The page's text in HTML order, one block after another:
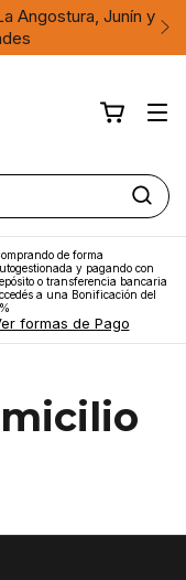
Angostura, Junín y
de forma
y pagando con
o transferencia bancaria
a una Bonificación del
formas de Pago